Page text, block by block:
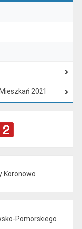
2021
Koronowo
Pomorskiego